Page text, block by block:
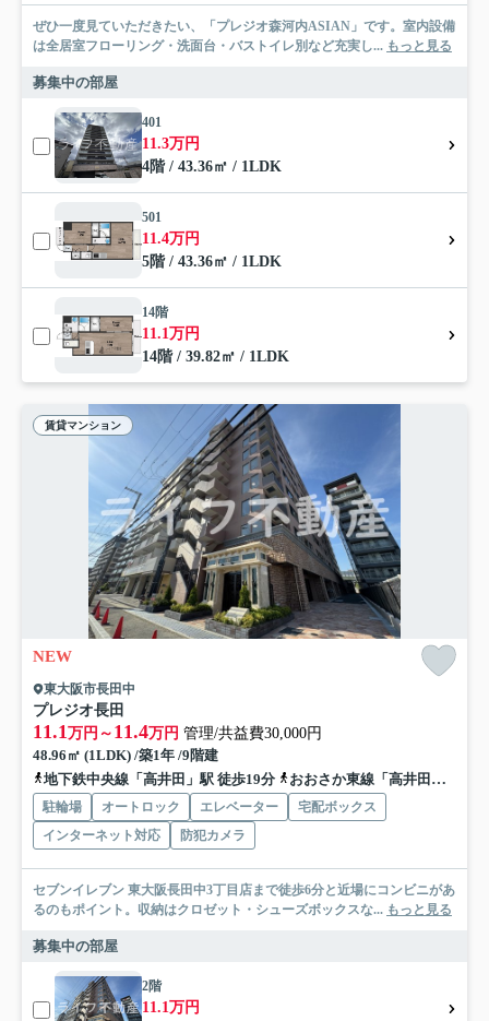
ぜひ一度見ていただきたい、「プレジオ森河内ASIAN」です。室内設備
は全居室フローリング・洗面台・バストイレ別など充実し... もっと見る
募集中の部屋
401
11.3万円
4階 / 43.36㎡ / 1LDK
501
11.4万円
5階 / 43.36㎡ / 1LDK
14階
11.1万円
14階 / 39.82㎡ / 1LDK
賃貸マンション
NEW
東大阪市長田中
プレジオ長田
11.1万円～ 11.4万円 管理/共益費30,000円
48.96㎡ (1LDK) /築1年 /9階建
地下鉄中央線「高井田」駅 徒歩19分
おおさか東線「高井田中央」駅 徒歩20分
駐輪場 オートロック エレベーター
宅配ボックス
インターネット対応
防犯カメラ
セブンイレブン 東大阪長田中3丁目店まで徒歩6分と近場にコンビニがあ
るのもポイント。収納はクロゼット・シューズボックスな... もっと見る
募集中の部屋
2階
11.1万円